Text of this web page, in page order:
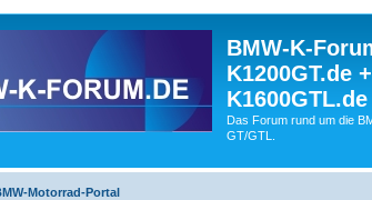
BMW-K-
K1200GT.de
K1600GTL.de
Das Forum rund um die
GT/GTL.
Motorrad-Portal